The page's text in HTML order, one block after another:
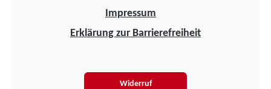
Impressum
Erklärung zur Barrierefreiheit
Widerruf